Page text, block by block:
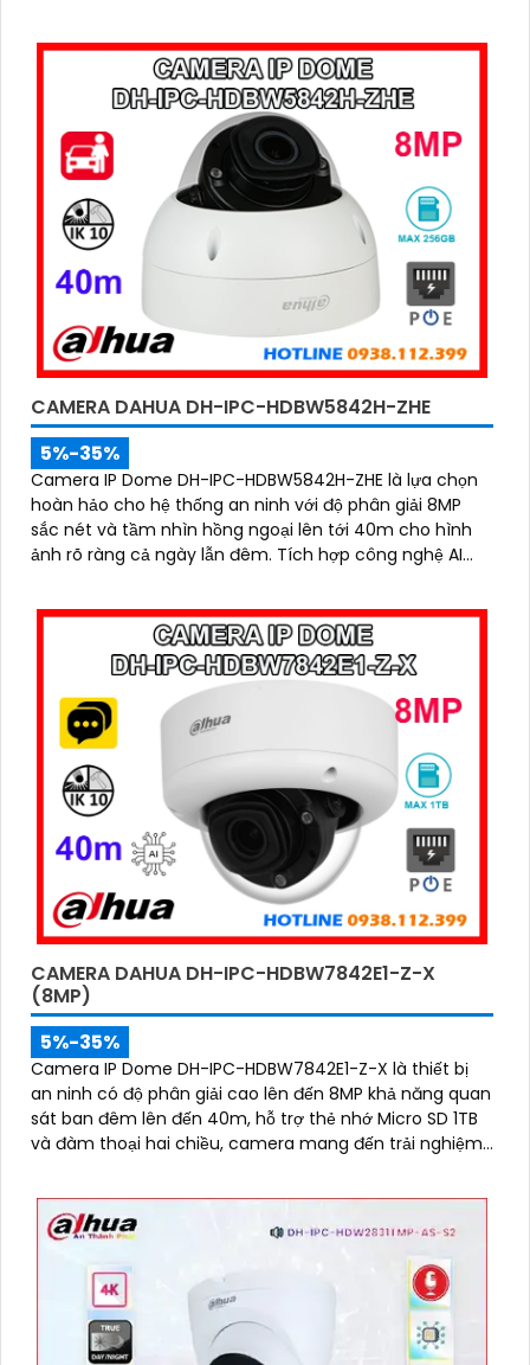
CAMERA DAHUA DH-IPC-HDBW5842H-ZHE
5%-35%
Camera IP Dome DH-IPC-HDBW5842H-ZHE là lựa chọn
hoàn hảo cho hệ thống an ninh với độ phân giải 8MP
sắc nét và tầm nhìn hồng ngoại lên tới 40m cho hình
ảnh rõ ràng cả ngày lẫn đêm. Tích hợp công nghệ AI
phương tiện, hạn chế cảnh báo sai, đi kèm khe cắm thẻ
nhớ 256GB lưu trữ lâu dài, hỗ trợ POE tiện lợi và mức giá
phải chăng
CAMERA DAHUA DH-IPC-HDBW7842E1-Z-X
(8MP)
5%-35%
Camera IP Dome DH-IPC-HDBW7842E1-Z-X là thiết bị
an ninh có độ phân giải cao lên đến 8MP khả năng quan
sát ban đêm lên đến 40m, hỗ trợ thẻ nhớ Micro SD 1TB
và đàm thoại hai chiều, camera mang đến trải nghiệm
minh như nhận diện khuôn mặt và đếm người giúp
nâng cao hiệu quả quản lý và an ninh cho mọi không
gian trong nhà